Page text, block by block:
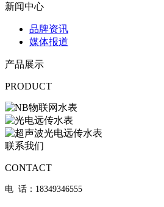
新闻中心
品牌资讯
媒体报道
产品展示
PRODUCT
联系我们
CONTACT
电 话：18349346555